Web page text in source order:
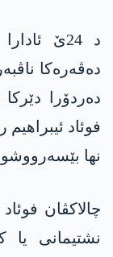
دەڤەرەکا
دەردۆرا
فوئاد
نها
چالاکڤان
نشتیمانی